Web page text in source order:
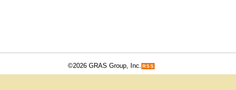
©2026 GRAS Group, Inc. RSS